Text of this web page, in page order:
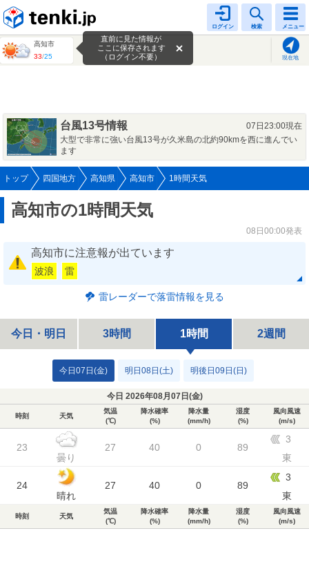
ログイン 検索 メニュー
高知市
33/25 現在地
直前に見た情報が
ここに保存されます
（ログイン不要）
台風13号情報
07日23:00現在
大型で非常に強い台風13号が久米島の北約90kmを西に進んでい
ます
トップ 四国地方 高知県 高知市 1時間天気
高知市の1時間天気
08日00:00発表
高知市に注意報が出ています
波浪 雷
雷レーダーで落雷情報を見る
今日・明日 3時間 1時間 2週間
今日07日(金) 明日08日(土) 明後日09日(日)
今日 2026年08月07日(金)
時刻 天気
気温
(℃)
降水確率
(%)
降水量
(mm/h)
湿度
(%)
風向風速
(m/s)
23
曇り
27 40 0 89
3
東
24
晴れ
27 40 0 89
3
東
時刻 天気
気温
(℃)
降水確率
(%)
降水量
(mm/h)
湿度
(%)
風向風速
(m/s)